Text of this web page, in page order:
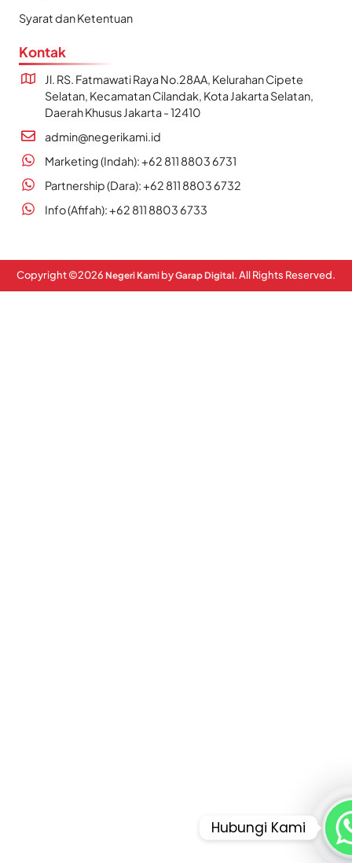
Syarat dan Ketentuan
Kontak
Jl. RS. Fatmawati Raya No.28AA, Kelurahan Cipete
Selatan, Kecamatan Cilandak, Kota Jakarta Selatan,
Daerah Khusus Jakarta - 12410
admin@negerikami.id
Marketing (Indah): +62 811 8803 6731
Partnership (Dara): +62 811 8803 6732
Info (Afifah): +62 811 8803 6733
Copyright ©2026 Negeri Kami byGarap Digital. All Rights Reserved.
Hubungi Kami